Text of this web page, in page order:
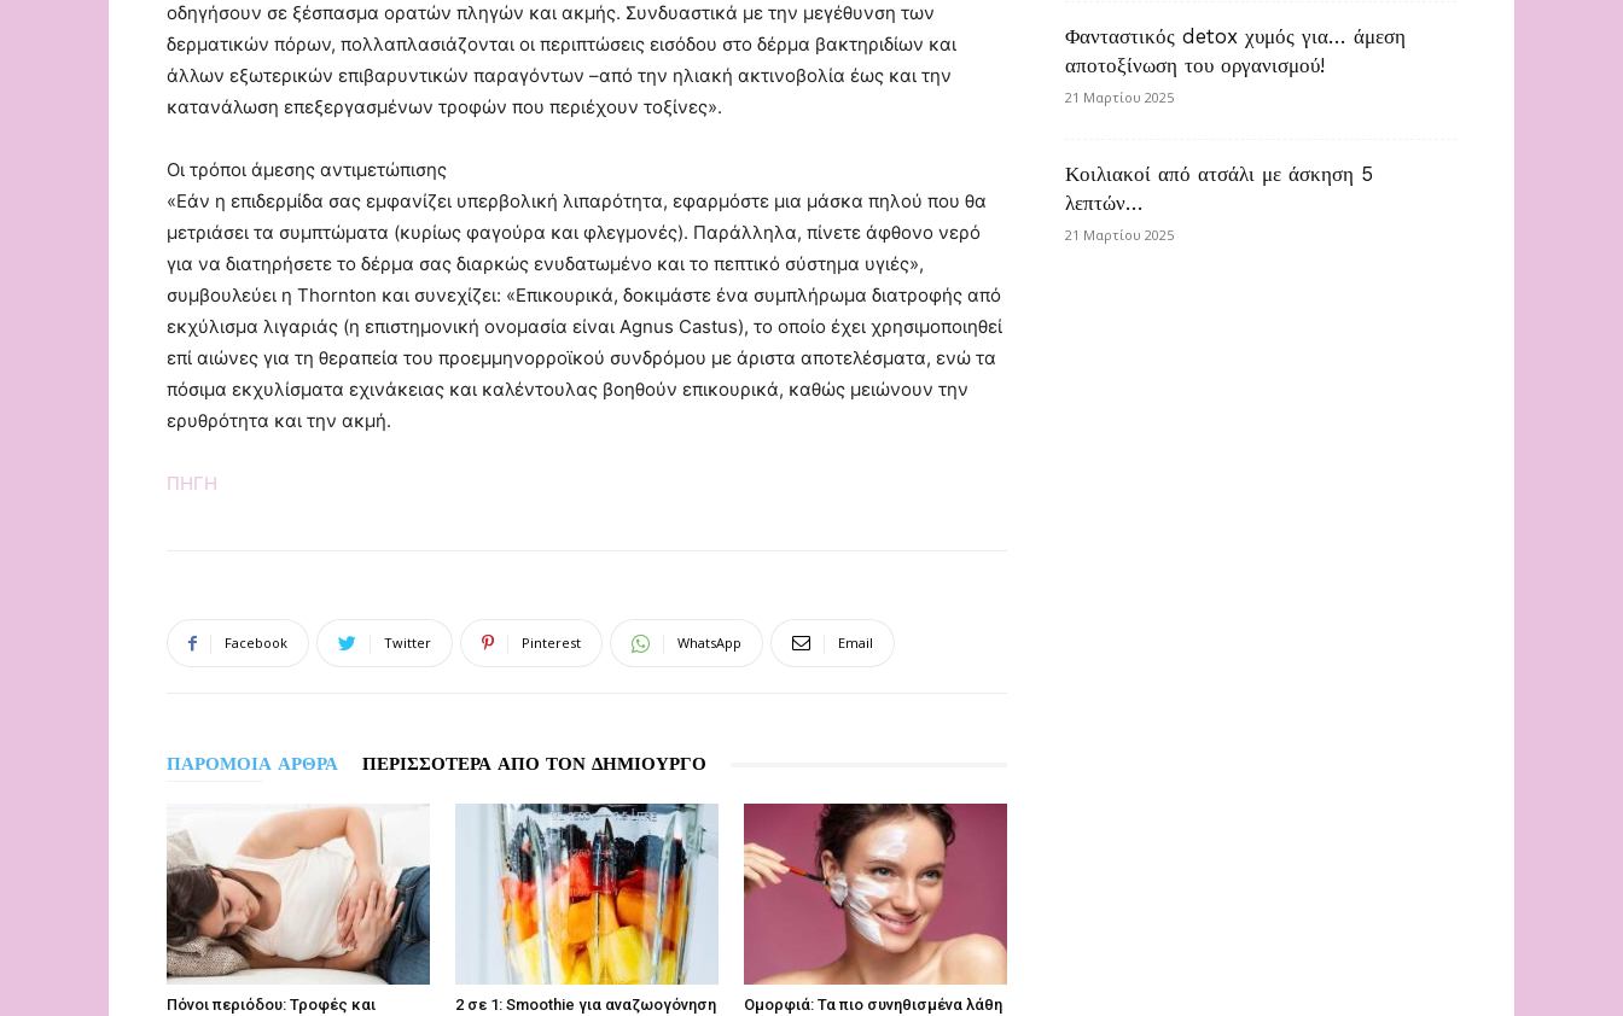
οδηγήσουν σε ξέσπασμα ορατών πληγών και ακμής. Συνδυαστικά με την μεγέθυνση των
δερματικών πόρων, πολλαπλασιάζονται οι περιπτώσεις εισόδου στο δέρμα βακτηριδίων και
άλλων εξωτερικών επιβαρυντικών παραγόντων –από την ηλιακή ακτινοβολία έως και την
κατανάλωση επεξεργασμένων τροφών που περιέχουν τοξίνες».
Οι τρόποι άμεσης αντιμετώπισης
«Εάν η επιδερμίδα σας εμφανίζει υπερβολική λιπαρότητα, εφαρμόστε μια μάσκα πηλού που θα
μετριάσει τα συμπτώματα (κυρίως φαγούρα και φλεγμονές). Παράλληλα, πίνετε άφθονο νερό
για να διατηρήσετε το δέρμα σας διαρκώς ενυδατωμένο και το πεπτικό σύστημα υγιές»,
συμβουλεύει η Thornton και συνεχίζει: «Επικουρικά, δοκιμάστε ένα συμπλήρωμα διατροφής από
εκχύλισμα λιγαριάς (η επιστημονική ονομασία είναι Agnus Castus), το οποίο έχει χρησιμοποιηθεί
επί αιώνες για τη θεραπεία του προεμμηνορροϊκού συνδρόμου με άριστα αποτελέσματα, ενώ τα
πόσιμα εκχυλίσματα εχινάκειας και καλέντουλας βοηθούν επικουρικά, καθώς μειώνουν την
ερυθρότητα και την ακμή.
ΠΗΓΗ
Facebook Twitter Pinterest WhatsApp Email
ΠΑΡΟΜΟΙΑ ΑΡΘΡΑ ΠΕΡΙΣΣΟΤΕΡΑ ΑΠΟ ΤΟΝ ΔΗΜΙΟΥΡΓΟ
Πόνοι περιόδου: Τροφές και
2 σε 1: Smoothie για αναζωογόνηση
Ομορφιά: Τα πιο συνηθισμένα λάθη
Φανταστικός detox χυμός για… άμεση
αποτοξίνωση του οργανισμού!
21 Μαρτίου 2025
Κοιλιακοί από ατσάλι με άσκηση 5
λεπτών…
21 Μαρτίου 2025